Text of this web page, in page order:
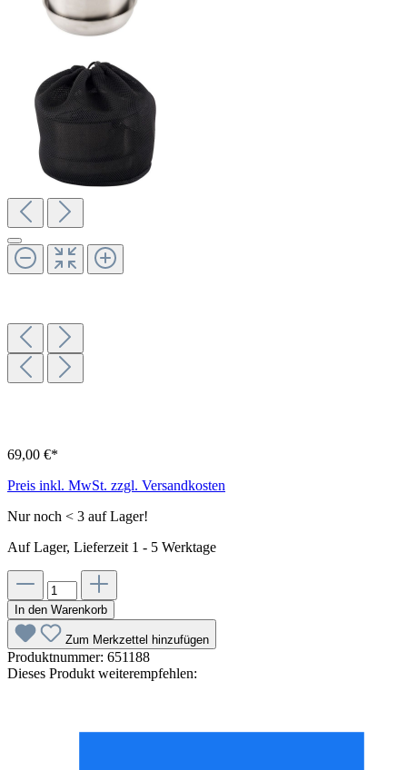
69,00 €*
Preis inkl. MwSt. zzgl. Versandkosten
Nur noch < 3 auf Lager!
Auf Lager, Lieferzeit 1 - 5 Werktage
In den Warenkorb
Zum Merkzettel hinzufügen
Produktnummer: 651188
Dieses Produkt weiterempfehlen: